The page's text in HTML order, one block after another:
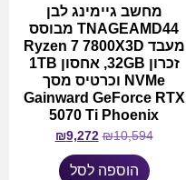
מחשב גיימינג לבן
TNAGEAMD44 מבוסס
מעבד Ryzen 7 7800X3D
זכרון 32GB, אחסון 1TB
NVMe וכרטיס מסך
Gainward GeForce RTX
5070 Ti Phoenix
₪10,594
₪9,272
הוספה לסל